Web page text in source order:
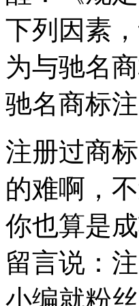
下列因素
为与驰名
驰名商标
注册过商
的难啊，
你也算是
留言说：
小编就粉